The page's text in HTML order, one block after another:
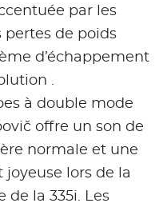
par les
pertes de poids
d’échappement
.
à double mode
offre un son de
normale et une
lors de la
la 335i. Les